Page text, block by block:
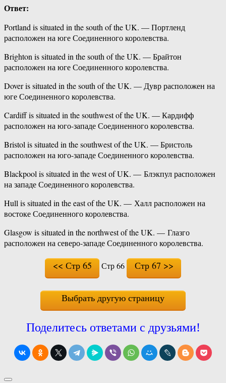
Ответ:
Portland is situated in the south of the UK. — Портленд
расположен на юге Соединенного королевства.
Brighton is situated in the south of the UK. — Брайтон
расположен на юге Соединенного королевства.
Dover is situated in the south of the UK. — Дувр расположен на
юге Соединенного королевства.
Cardiff is situated in the southwest of the UK. — Кардифф
расположен на юго-западе Соединенного королевства.
Bristol is situated in the southwest of the UK. — Бристоль
расположен на юго-западе Соединенного королевства.
Blackpool is situated in the west of UK. — Блэкпул расположен
на западе Соединенного королевства.
Hull is situated in the east of the UK. — Халл расположен на
востоке Соединенного королевства.
Glasgow is situated in the northwest of the UK. — Глазго
расположен на северо-западе Соединенного королевства.
<< Стр 65 Стр 66 Стр 67 >>
Выбрать другую страницу
Поделитесь ответами с друзьями!